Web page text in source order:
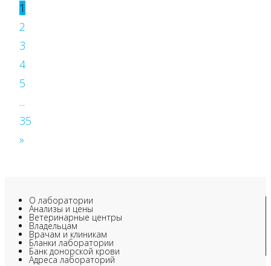
1
2
3
4
5
...
35
»
О лаборатории
Анализы и цены
Ветеринарные центры
Владельцам
Врачам и клиникам
Бланки лаборатории
Банк донорской крови
Адреса лабораторий